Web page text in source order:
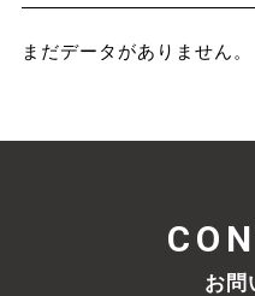
まだデータがありません。
お問